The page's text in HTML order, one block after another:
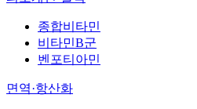
종합비타민
비타민B군
벤포티아민
면역·항산화